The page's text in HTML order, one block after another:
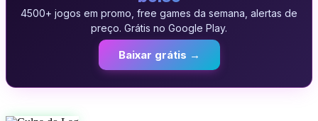
4500+ jogos em promo, free games da semana, alertas de
preço. Grátis no Google Play.
Baixar grátis →